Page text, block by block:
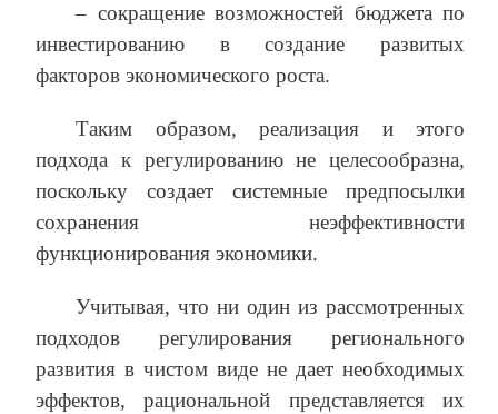
– сокращение возможностей бюджета по
инвестированию в создание развитых
факторов экономического роста.
Таким образом, реализация и этого
подхода к регулированию не целесообразна,
поскольку создает системные предпосылки
сохранения неэффективности
функционирования экономики.
Учитывая, что ни один из рассмотренных
подходов регулирования регионального
развития в чистом виде не дает необходимых
эффектов, рациональной представляется их